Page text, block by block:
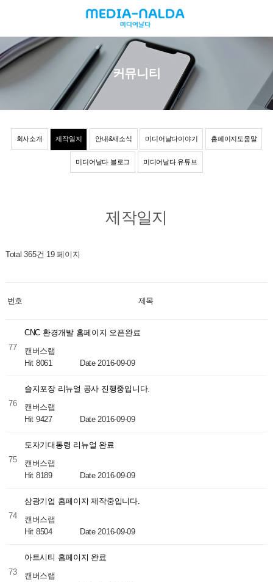
회사소개 제작일지 안내&새소식 미디어날다이야기 홈페이지도움말
미디어날다 블로그 미디어날다 유튜브
커뮤니티
제작일지
Total 365건 19 페이지
번호 제목
77
CNC 환경개발 홈페이지 오픈완료
캔버스랩
Hit 8061 Date 2016-09-09
76
슬지포장 리뉴얼 공사 진행중입니다.
캔버스랩
Hit 9427 Date 2016-09-09
75
도자기대통령 리뉴얼 완료
캔버스랩
Hit 8189 Date 2016-09-09
74
삼광기업 홈페이지 제작중입니다.
캔버스랩
Hit 8504 Date 2016-09-09
73
아트시티 홈페이지 완료
캔버스랩